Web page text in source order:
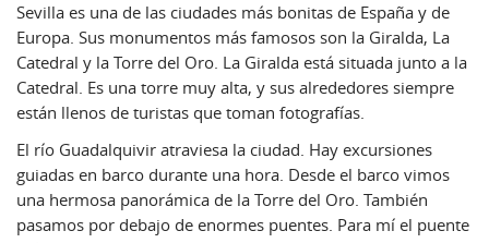
Sevilla es una de las ciudades más bonitas de España y de
Europa. Sus monumentos más famosos son la Giralda, La
Catedral y la Torre del Oro. La Giralda está situada junto a la
Catedral. Es una torre muy alta, y sus alrededores siempre
están llenos de turistas que toman fotografías.
El río Guadalquivir atraviesa la ciudad. Hay excursiones
guiadas en barco durante una hora. Desde el barco vimos
una hermosa panorámica de la Torre del Oro. También
pasamos por debajo de enormes puentes. Para mí el puente